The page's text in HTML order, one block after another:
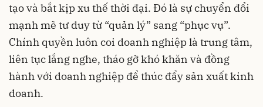
tạo và bắt kịp xu thế thời đại. Đó là sự chuyển đổi
mạnh mẽ tư duy từ “quản lý” sang “phục vụ”.
Chính quyền luôn coi doanh nghiệp là trung tâm,
liên tục lắng nghe, tháo gỡ khó khăn và đồng
hành với doanh nghiệp để thúc đẩy sản xuất kinh
doanh.